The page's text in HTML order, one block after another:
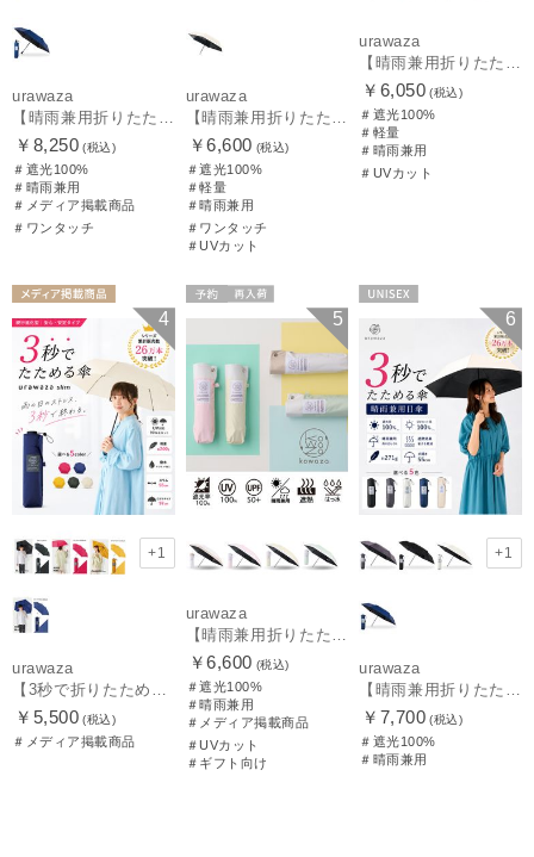
urawaza
【晴雨兼用折りたたみ日傘】ウラワザ（urawaza）無地 55㎝ 晴雨兼用 遮光100% UV100% 自動開閉 ワンタッチ
￥8,250 (税込)
＃遮光100%
＃晴雨兼用
＃メディア掲載商品
＃ワンタッチ
urawaza
【晴雨兼用折りたたみ日傘】パッとさして、サッとしまえる傘コワザ(kowaza) プレーン 50 遮光100% UV100% 自動開閉傘 ワンタッチ
￥6,600 (税込)
＃遮光100%
＃軽量
＃晴雨兼用
＃ワンタッチ
＃UVカット
urawaza
￥6,050 (税込)
＃遮光100%
＃軽量
＃晴雨兼用
＃UVカット
品
UNISEX 4
+1
urawaza
￥5,500 (税込)
＃メディア掲載商品
品
ギフト向けUNISEX
5
urawaza
￥6,600 (税込)
＃遮光100%
＃晴雨兼用
＃メディア掲載商品
＃UVカット
＃ギフト向け
6
+1
urawaza
￥7,700 (税込)
＃遮光100%
＃晴雨兼用